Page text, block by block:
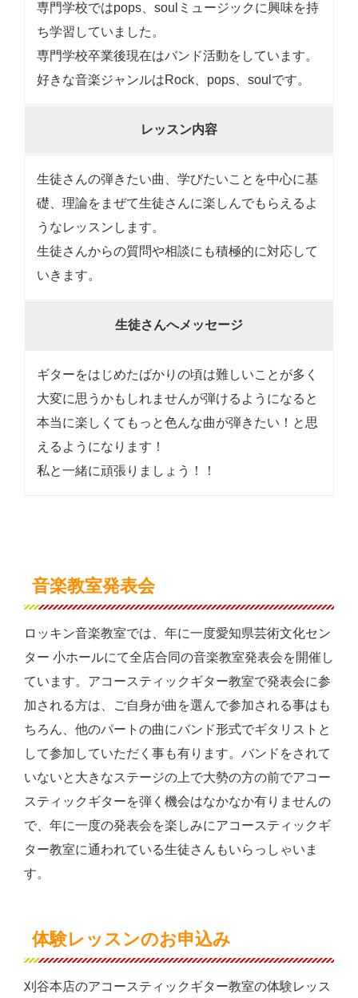
専門学校ではpops、soulミュージックに興味を持
ち学習していました。
専門学校卒業後現在はバンド活動をしています。
好きな音楽ジャンルはRock、pops、soulです。
レッスン内容
生徒さんの弾きたい曲、学びたいことを中心に基
礎、理論をまぜて生徒さんに楽しんでもらえるよ
うなレッスンします。
生徒さんからの質問や相談にも積極的に対応して
いきます。
生徒さんへメッセージ
ギターをはじめたばかりの頃は難しいことが多く
大変に思うかもしれませんが弾けるようになると
本当に楽しくてもっと色んな曲が弾きたい！と思
えるようになります！
私と一緒に頑張りましょう！！
音楽教室発表会
ロッキン音楽教室では、年に一度愛知県芸術文化セン
ター 小ホールにて全店合同の音楽教室発表会を開催し
ています。アコースティックギター教室で発表会に参
加される方は、ご自身が曲を選んで参加される事はも
ちろん、他のパートの曲にバンド形式でギタリストと
して参加していただく事も有ります。バンドをされて
いないと大きなステージの上で大勢の方の前でアコー
スティックギターを弾く機会はなかなか有りませんの
で、年に一度の発表会を楽しみにアコースティックギ
ター教室に通われている生徒さんもいらっしゃいま
す。
体験レッスンのお申込み
刈谷本店のアコースティックギター教室の体験レッス